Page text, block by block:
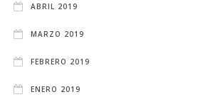
ABRIL 2019
MARZO 2019
FEBRERO 2019
ENERO 2019